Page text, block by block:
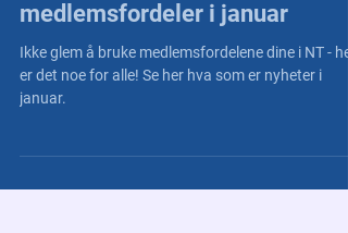
Flere nyheter om
medlemsfordeler i januar
Ikke glem å bruke medlemsfordelene dine i NT - her